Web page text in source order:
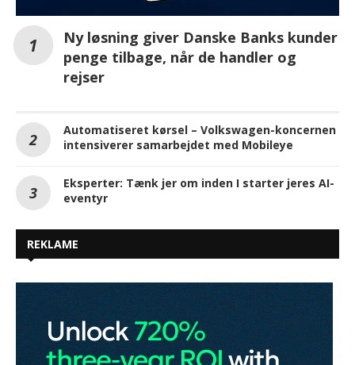
Ny løsning giver Danske Banks kunder
penge tilbage, når de handler og
rejser
Automatiseret kørsel – Volkswagen-koncernen
intensiverer samarbejdet med Mobileye
Eksperter: Tænk jer om inden I starter jeres AI-
eventyr
REKLAME